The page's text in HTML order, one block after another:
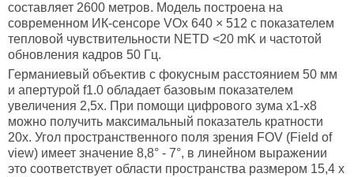
составляет 2600 метров. Модель построена на
современном ИК-сенсоре VOx 640 × 512 с показателем
тепловой чувствительности NETD <20 mK и частотой
обновления кадров 50 Гц.
Германиевый объектив с фокусным расстоянием 50 мм
и апертурой f1.0 обладает базовым показателем
увеличения 2,5х. При помощи цифрового зума х1-х8
можно получить максимальный показатель кратности
20х. Угол пространственного поля зрения FOV (Field of
view) имеет значение 8,8° - 7°, в линейном выражении
это соответствует области пространства размером 15,4 х